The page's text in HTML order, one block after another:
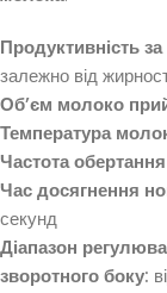
Продуктивність
залежно від
Об’єм молоко
Температура
Частота
Час досягнення
секунд
Діапазон
зворотного боку: